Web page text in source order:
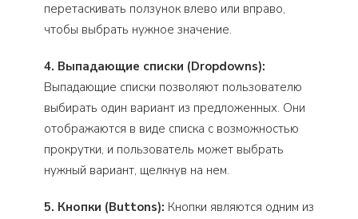
перетаскивать ползунок влево или вправо,
чтобы выбрать нужное значение.
4. Выпадающие списки (Dropdowns):
Выпадающие списки позволяют пользователю
выбирать один вариант из предложенных. Они
отображаются в виде списка с возможностью
прокрутки, и пользователь может выбрать
нужный вариант, щелкнув на нем.
5. Кнопки (Buttons): Кнопки являются одним из